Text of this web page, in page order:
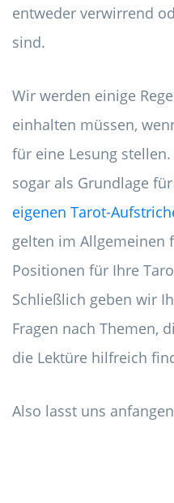
entweder verwirrend
sind.
Wir werden einige
einhalten müssen,
für eine Lesung
sogar als Grundlage für
eigenen Tarot-
gelten im Allgemeinen
Positionen für Ihre
Schließlich geben wir
Fragen nach Themen,
die Lektüre hilfreich
Also lasst uns